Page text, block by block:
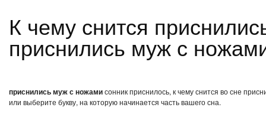
К чему снится приснились муж с ножами?
приснились муж с
приснились муж с ножамисонник приснилось, к чему снится во сне
или выберите букву, на которую начинается часть вашего сна.